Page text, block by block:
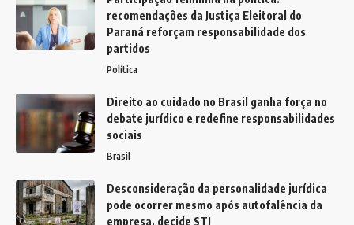
recomendações da Justiça Eleitoral do
Paraná reforçam responsabilidade dos
partidos
Política
Direito ao cuidado no Brasil ganha força no
debate jurídico e redefine responsabilidades
sociais
Brasil
Desconsideração da personalidade jurídica
pode ocorrer mesmo após autofalência da
empresa, decide STJ